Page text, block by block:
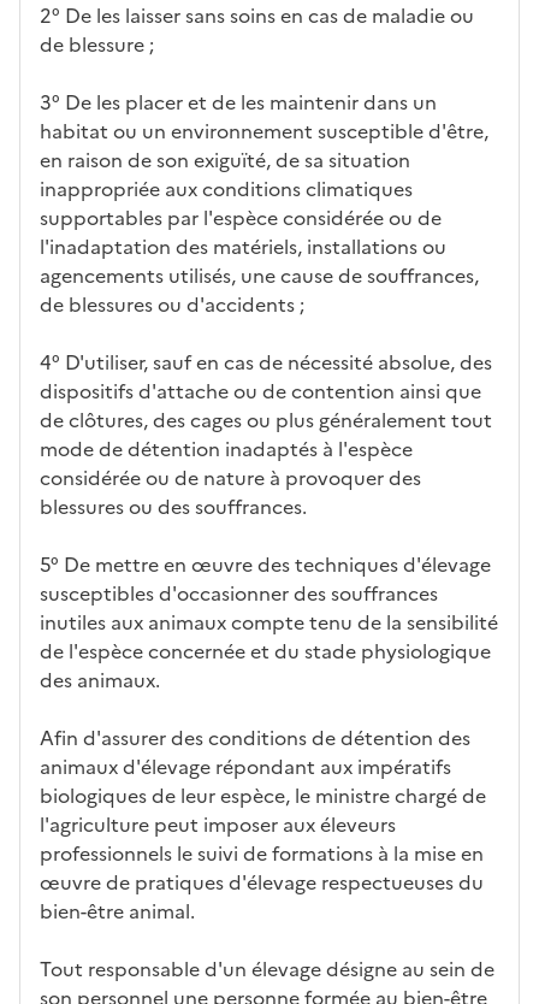
2° De les laisser sans soins en cas de maladie ou
de blessure ;
3° De les placer et de les maintenir dans un
habitat ou un environnement susceptible d'être,
en raison de son exiguïté, de sa situation
inappropriée aux conditions climatiques
supportables par l'espèce considérée ou de
l'inadaptation des matériels, installations ou
agencements utilisés, une cause de souffrances,
de blessures ou d'accidents ;
4° D'utiliser, sauf en cas de nécessité absolue, des
dispositifs d'attache ou de contention ainsi que
de clôtures, des cages ou plus généralement tout
mode de détention inadaptés à l'espèce
considérée ou de nature à provoquer des
blessures ou des souffrances.
5° De mettre en œuvre des techniques d'élevage
susceptibles d'occasionner des souffrances
inutiles aux animaux compte tenu de la sensibilité
de l'espèce concernée et du stade physiologique
des animaux.
Afin d'assurer des conditions de détention des
animaux d'élevage répondant aux impératifs
biologiques de leur espèce, le ministre chargé de
l'agriculture peut imposer aux éleveurs
professionnels le suivi de formations à la mise en
œuvre de pratiques d'élevage respectueuses du
bien-être animal.
Tout responsable d'un élevage désigne au sein de
son personnel une personne formée au bien-être